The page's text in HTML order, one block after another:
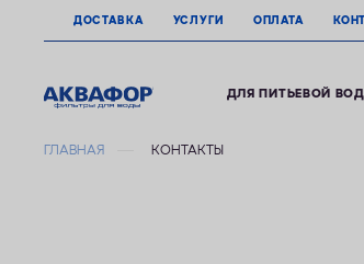
ДОСТАВКА УСЛУГИ ОПЛАТА
ДЛЯ ПИТЬЕВОЙ
ГЛАВНАЯ КОНТАКТЫ